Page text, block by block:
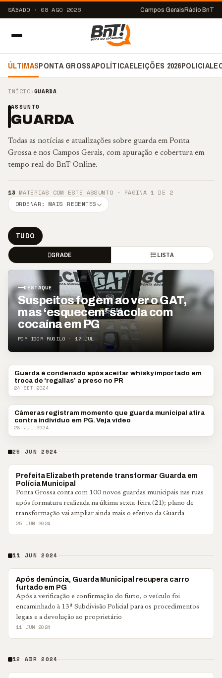
SÁBADO · 08 AGO 2026 Campos Gerais Rádio BnT
ÚLTIMASPONTA GROSSAPOLÍTICAELEIÇÕES 2026POLICIAL
INÍCIO›GUARDA
ASSUNTO
GUARDA
Todas as notícias e atualizações sobre guarda em Ponta
Grossa e nos Campos Gerais, com apuração e cobertura em
tempo real do BnT Online.
13 MATÉRIAS COM ESTE ASSUNTO · PÁGINA 1 DE 2
ORDENAR: MAIS RECENTES
TUDO
GRADE LISTA
DESTAQUE
Suspeitos fogem ao ver o GAT,
mas ‘esquecem’ sacola com
cocaína em PG
POR IGOR RUGILO · 17 JUL
PARANÁ
Guarda é condenado após aceitar whisky importado em
troca de ‘regalias’ a preso no PR
24 SET 2024
POLICIAL
Câmeras registram momento que guarda municipal atira
contra indivíduo em PG. Veja vídeo
28 JUL 2024
25 JUN 2024
PONTA GROSSA
Prefeita Elizabeth pretende transformar Guarda em
Polícia Municipal
Ponta Grossa conta com 100 novos guardas municipais nas ruas
após formatura realizada na última sexta-feira (21); plano de
transformação vai ampliar ainda mais o efetivo da Guarda
25 JUN 2024
11 JUN 2024
POLICIAL
Após denúncia, Guarda Municipal recupera carro
furtado em PG
Após a verificação e confirmação do furto, o veículo foi
encaminhado à 13ª Subdivisão Policial para os procedimentos
legais e a devolução ao proprietário
11 JUN 2024
12 ABR 2024